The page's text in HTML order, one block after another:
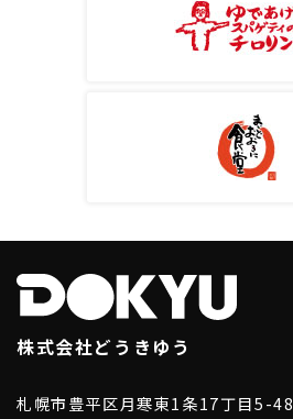
株式会社どうきゆう
札幌市豊平区月寒東1条17丁目5-48